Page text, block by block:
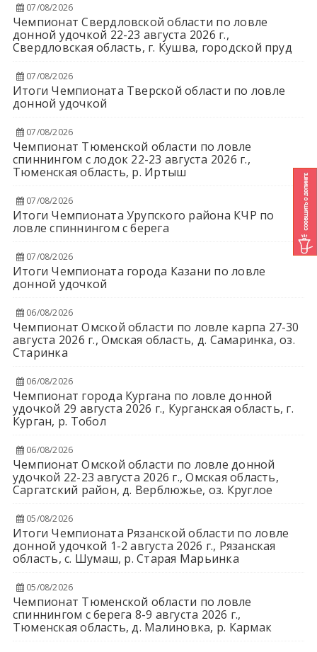
07/08/2026
Чемпионат Свердловской области по ловле
донной удочкой 22-23 августа 2026 г.,
Свердловская область, г. Кушва, городской пруд
07/08/2026
Итоги Чемпионата Тверской области по ловле
донной удочкой
07/08/2026
Чемпионат Тюменской области по ловле
спиннингом с лодок 22-23 августа 2026 г.,
Тюменская область, р. Иртыш
07/08/2026
Итоги Чемпионата Урупского района КЧР по
ловле спиннингом с берега
07/08/2026
Итоги Чемпионата города Казани по ловле
донной удочкой
06/08/2026
Чемпионат Омской области по ловле карпа 27-30
августа 2026 г., Омская область, д. Самаринка, оз.
Старинка
06/08/2026
Чемпионат города Кургана по ловле донной
удочкой 29 августа 2026 г., Курганская область, г.
Курган, р. Тобол
06/08/2026
Чемпионат Омской области по ловле донной
удочкой 22-23 августа 2026 г., Омская область,
Саргатский район, д. Верблюжье, оз. Круглое
05/08/2026
Итоги Чемпионата Рязанской области по ловле
донной удочкой 1-2 августа 2026 г., Рязанская
область, с. Шумаш, р. Старая Марьинка
05/08/2026
Чемпионат Тюменской области по ловле
спиннингом с берега 8-9 августа 2026 г.,
Тюменская область, д. Малиновка, р. Кармак